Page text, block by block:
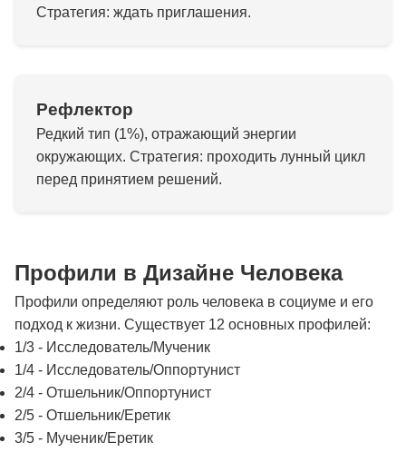
Стратегия: ждать приглашения.
Рефлектор
Редкий тип (1%), отражающий энергии
окружающих. Стратегия: проходить лунный цикл
перед принятием решений.
Профили в Дизайне Человека
Профили определяют роль человека в социуме и его
подход к жизни. Существует 12 основных профилей:
1/3 - Исследователь/Мученик
1/4 - Исследователь/Оппортунист
2/4 - Отшельник/Оппортунист
2/5 - Отшельник/Еретик
3/5 - Мученик/Еретик